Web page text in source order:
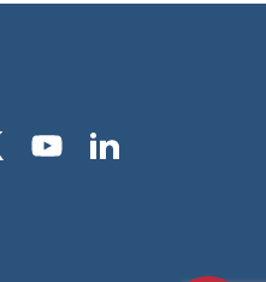
YoutubeLinkedIn